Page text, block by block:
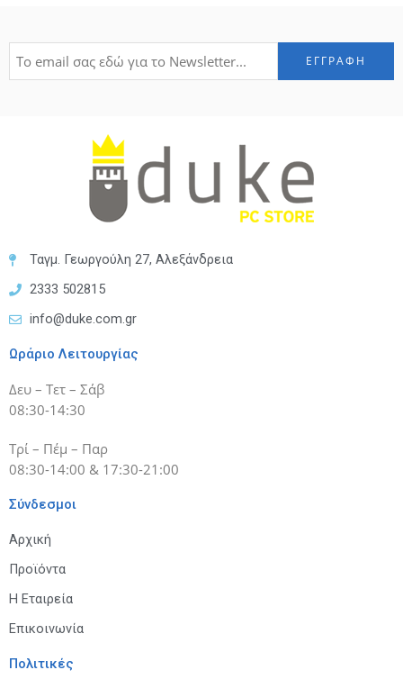
Ταγμ. Γεωργούλη 27, Αλεξάνδρεια
2333 502815
info@duke.com.gr
Ωράριο Λειτουργίας
Δευ – Τετ – Σάβ
08:30-14:30
Τρί – Πέμ – Παρ
08:30-14:00 & 17:30-21:00
Σύνδεσμοι
Αρχική
Προϊόντα
Η Εταιρεία
Επικοινωνία
Πολιτικές